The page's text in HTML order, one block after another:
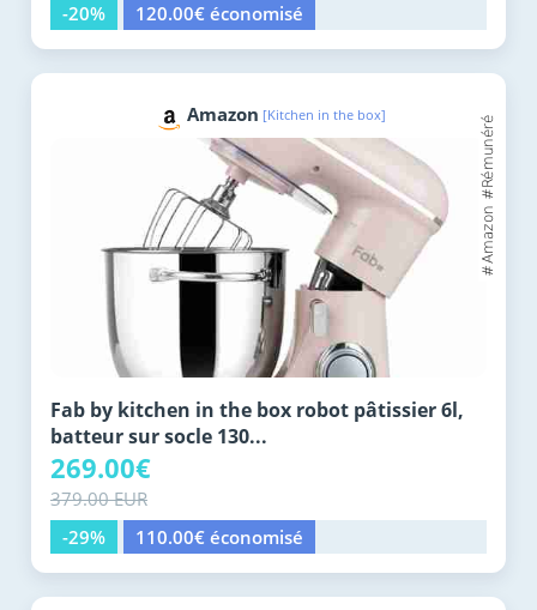
-20%
120.00€ économisé
Amazon [Kitchen in the box]
Fab by kitchen in the box robot pâtissier 6l,
batteur sur socle 130...
269.00€
379.00 EUR
-29%
110.00€ économisé